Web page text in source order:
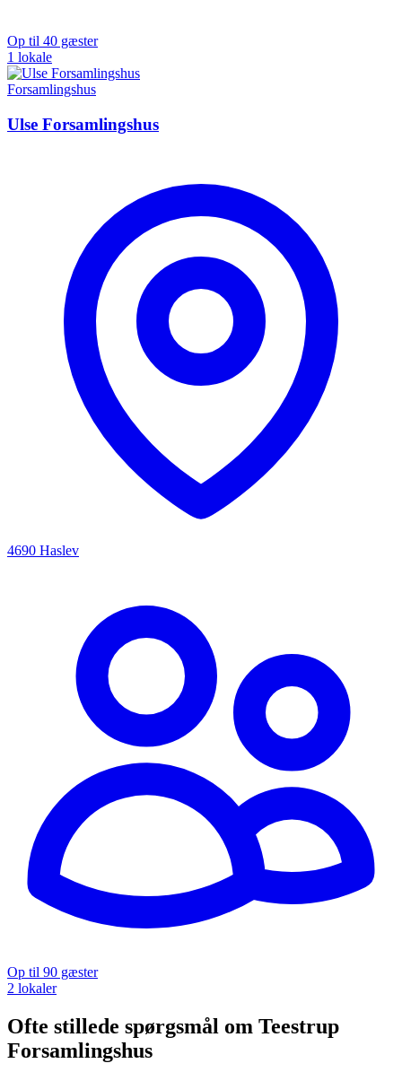
Op til 40 gæster
1 lokale
Forsamlingshus
Ulse Forsamlingshus
4690 Haslev
Op til 90 gæster
2 lokaler
Ofte stillede spørgsmål om Teestrup
Forsamlingshus